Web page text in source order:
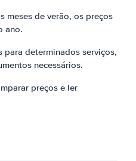
meses de verão, os preços
ano.
determinados serviços,
necessários.
preços e ler